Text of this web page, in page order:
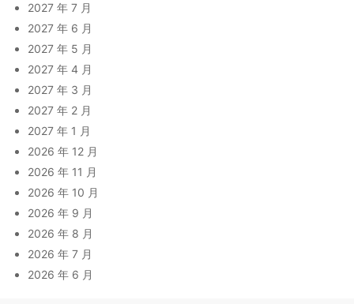
2027 年 7 月
2027 年 6 月
2027 年 5 月
2027 年 4 月
2027 年 3 月
2027 年 2 月
2027 年 1 月
2026 年 12 月
2026 年 11 月
2026 年 10 月
2026 年 9 月
2026 年 8 月
2026 年 7 月
2026 年 6 月